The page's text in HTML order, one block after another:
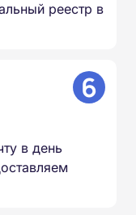
реестр в
6
в день